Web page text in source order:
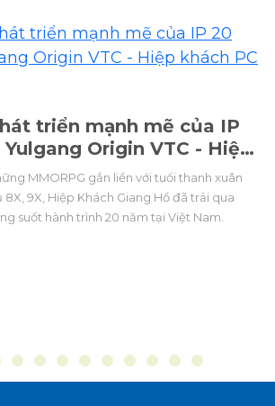
triển mạnh mẽ của IP
Origin VTC - Hiệp
MMORPG gắn liền với tuổi thanh xuân
9X, Hiệp Khách Giang Hồ đã trải qua
suốt hành trình 20 năm tại Việt Nam.